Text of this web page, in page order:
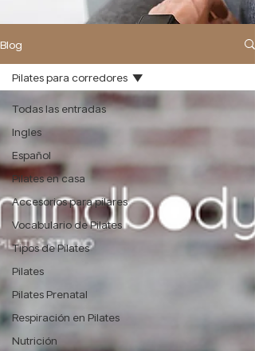
Blog
Todas las entradas
Ingles
Español
Pilates en casa
Accesorios para pilares
Vocabulario de Pilates
Tipos de Pilates
Pilates
Pilates Prenatal
Respiración en Pilates
Nutrición
Pilates para corredores